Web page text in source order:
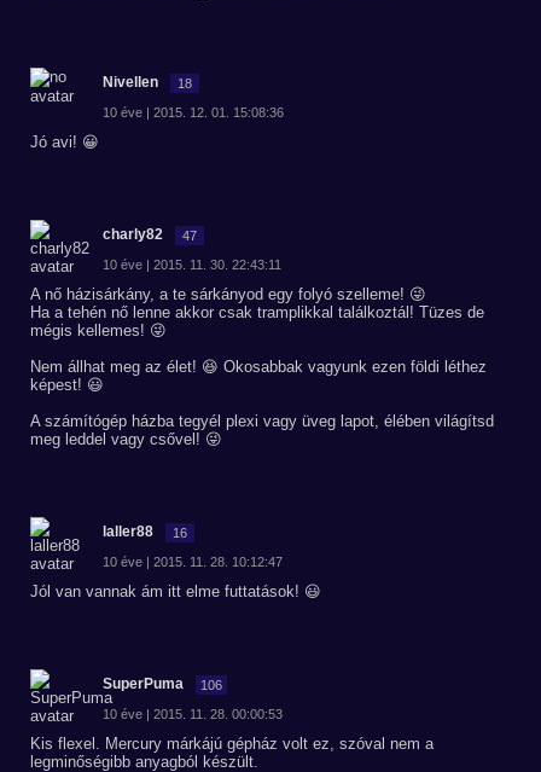
Nivellen 18
10 éve | 2015. 12. 01. 15:08:36
Jó avi! 😀
charly82 47
10 éve | 2015. 11. 30. 22:43:11
A nő házisárkány, a te sárkányod egy folyó szelleme! 😜
Ha a tehén nő lenne akkor csak tramplikkal találkoztál! Tüzes de
mégis kellemes! 😜
Nem állhat meg az élet! 😆 Okosabbak vagyunk ezen földi léthez
képest! 😃
A számítógép házba tegyél plexi vagy üveg lapot, élében világítsd
meg leddel vagy csővel! 😜
laller88 16
10 éve | 2015. 11. 28. 10:12:47
Jól van vannak ám itt elme futtatások! 😃
SuperPuma 106
10 éve | 2015. 11. 28. 00:00:53
Kis flexel. Mercury márkájú gépház volt ez, szóval nem a
legminőségibb anyagból készült.